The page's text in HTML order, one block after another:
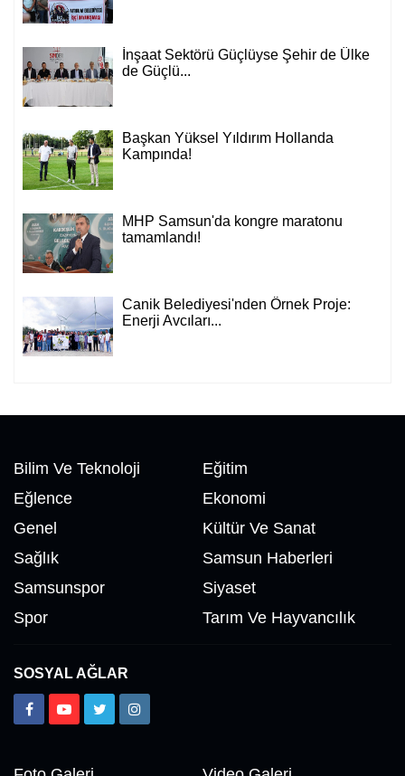
İnşaat Sektörü Güçlüyse Şehir de Ülke
de Güçlü...
Başkan Yüksel Yıldırım Hollanda
Kampında!
MHP Samsun'da kongre maratonu
tamamlandı!
Canik Belediyesi'nden Örnek Proje:
Enerji Avcıları...
Bilim Ve Teknoloji
Eğitim
Eğlence
Ekonomi
Genel
Kültür Ve Sanat
Sağlık
Samsun Haberleri
Samsunspor
Siyaset
Spor
Tarım Ve Hayvancılık
SOSYAL AĞLAR